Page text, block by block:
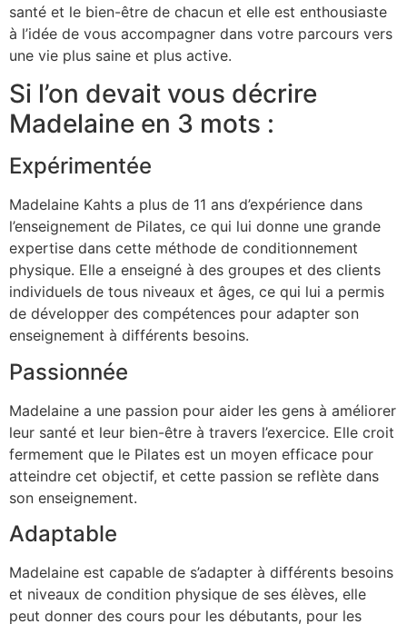
santé et le bien-être de chacun et elle est enthousiaste
à l’idée de vous accompagner dans votre parcours vers
une vie plus saine et plus active.
Si l’on devait vous décrire
Madelaine en 3 mots :
Expérimentée
Madelaine Kahts a plus de 11 ans d’expérience dans
l’enseignement de Pilates, ce qui lui donne une grande
expertise dans cette méthode de conditionnement
physique. Elle a enseigné à des groupes et des clients
individuels de tous niveaux et âges, ce qui lui a permis
de développer des compétences pour adapter son
enseignement à différents besoins.
Passionnée
Madelaine a une passion pour aider les gens à améliorer
leur santé et leur bien-être à travers l’exercice. Elle croit
fermement que le Pilates est un moyen efficace pour
atteindre cet objectif, et cette passion se reflète dans
son enseignement.
Adaptable
Madelaine est capable de s’adapter à différents besoins
et niveaux de condition physique de ses élèves, elle
peut donner des cours pour les débutants, pour les